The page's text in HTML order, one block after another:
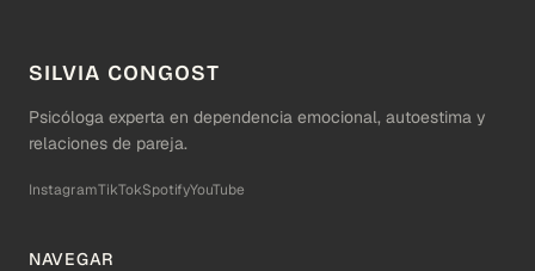
SILVIA CONGOST
Psicóloga experta en dependencia emocional, autoestima y
relaciones de pareja.
InstagramTikTokSpotifyYouTube
NAVEGAR